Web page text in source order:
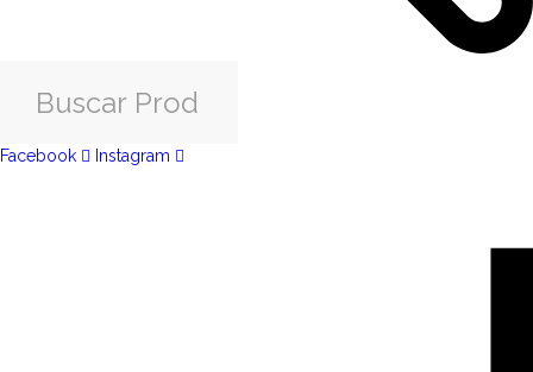
Facebook Instagram